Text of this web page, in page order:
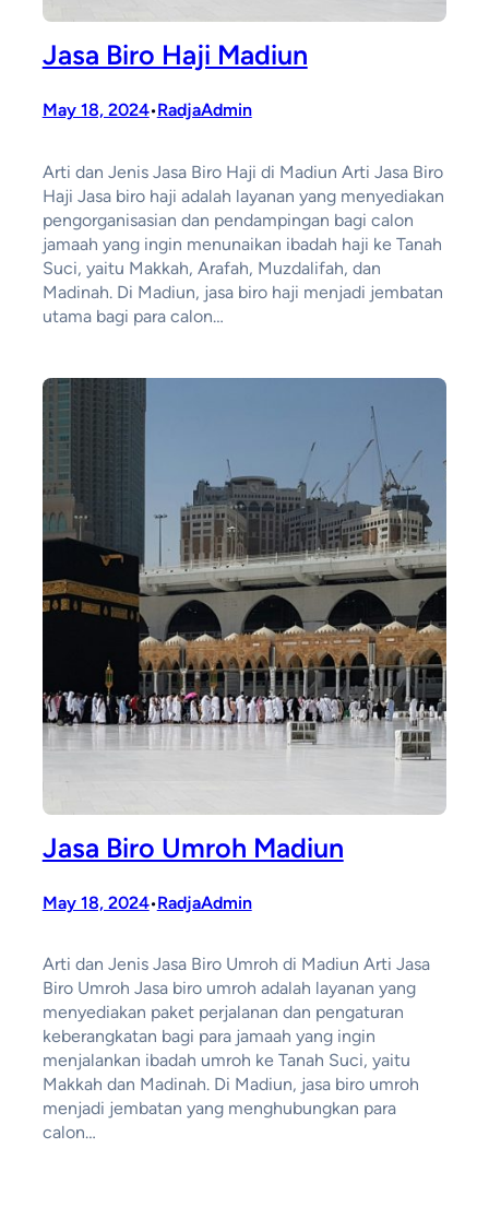
Jasa Biro Haji Madiun
May 18, 2024•RadjaAdmin
Arti dan Jenis Jasa Biro Haji di Madiun Arti Jasa Biro
Haji Jasa biro haji adalah layanan yang menyediakan
pengorganisasian dan pendampingan bagi calon
jamaah yang ingin menunaikan ibadah haji ke Tanah
Suci, yaitu Makkah, Arafah, Muzdalifah, dan
Madinah. Di Madiun, jasa biro haji menjadi jembatan
utama bagi para calon…
Jasa Biro Umroh Madiun
May 18, 2024•RadjaAdmin
Arti dan Jenis Jasa Biro Umroh di Madiun Arti Jasa
Biro Umroh Jasa biro umroh adalah layanan yang
menyediakan paket perjalanan dan pengaturan
keberangkatan bagi para jamaah yang ingin
menjalankan ibadah umroh ke Tanah Suci, yaitu
Makkah dan Madinah. Di Madiun, jasa biro umroh
menjadi jembatan yang menghubungkan para
calon…